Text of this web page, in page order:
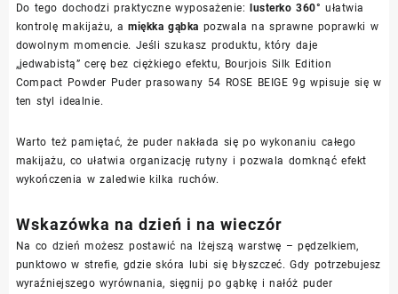
Do tego dochodzi praktyczne wyposażenie:lusterko 360° ułatwia
kontrolę makijażu, amiękka gąbka pozwala na sprawne poprawki w
dowolnym momencie. Jeśli szukasz produktu, który daje
„jedwabistą” cerę bez ciężkiego efektu, Bourjois Silk Edition
Compact Powder Puder prasowany 54 ROSE BEIGE 9g wpisuje się w
ten styl idealnie.
Warto też pamiętać, że puder nakłada się po wykonaniu całego
makijażu, co ułatwia organizację rutyny i pozwala domknąć efekt
wykończenia w zaledwie kilka ruchów.
Wskazówka na dzień i na wieczór
Na co dzień możesz postawić na lżejszą warstwę – pędzelkiem,
punktowo w strefie, gdzie skóra lubi się błyszczeć. Gdy potrzebujesz
wyraźniejszego wyrównania, sięgnij po gąbkę i nałóż puder